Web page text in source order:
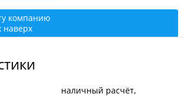
компанию
наверх
наличный расчёт